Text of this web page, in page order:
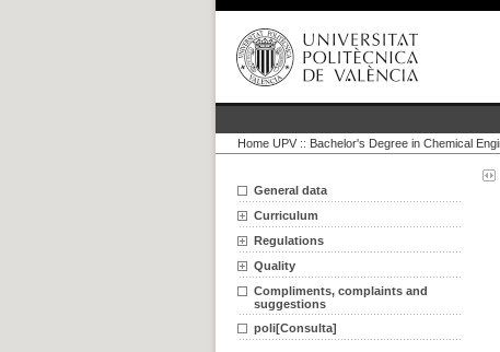
Home UPV :: Bachelor's Degree in Chemical
General data
Curriculum
Regulations
Quality
Compliments, complaints and
suggestions
poli[Consulta]